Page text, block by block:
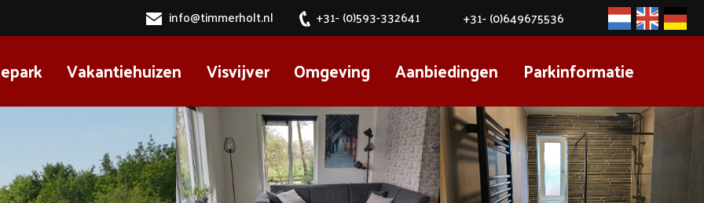
info@timmerholt.nl +31- (0)593-332641 +31- (0)649675536
Vakantiehuizen Visvijver Omgeving Aanbiedingen Parkinformatie